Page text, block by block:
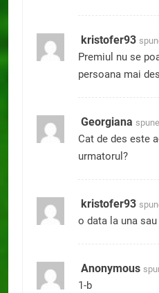
kristofer93
Premiul nu se
persoana mai
Georgiana
Cat de des este
urmatorul?
kristofer93
o data la una
Anonymous
1-b